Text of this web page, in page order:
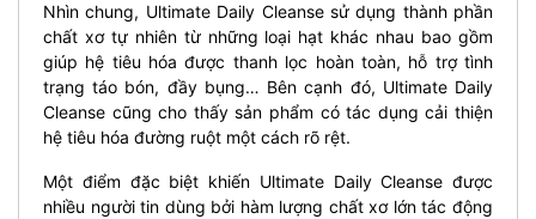
Nhìn chung, Ultimate Daily Cleanse sử dụng thành phần
chất xơ tự nhiên từ những loại hạt khác nhau bao gồm
giúp hệ tiêu hóa được thanh lọc hoàn toàn, hỗ trợ tình
trạng táo bón, đầy bụng… Bên cạnh đó, Ultimate Daily
Cleanse cũng cho thấy sản phẩm có tác dụng cải thiện
hệ tiêu hóa đường ruột một cách rõ rệt.
Một điểm đặc biệt khiến Ultimate Daily Cleanse được
nhiều người tin dùng bởi hàm lượng chất xơ lớn tác động